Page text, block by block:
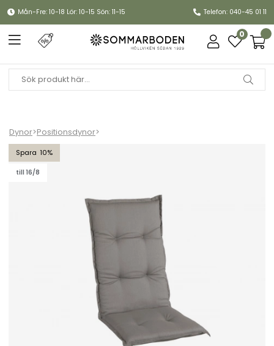
Mån-Fre: 10-18 Lör: 10-15 Sön: 11-15 Telefon: 040-45 01 11
0
Dynor>Positionsdynor>
10
till 16/8
Naxos positionsdyna, hög - beige